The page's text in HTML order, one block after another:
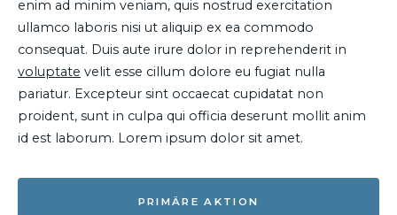
enim ad minim veniam, quis nostrud exercitation
ullamco laboris nisi ut aliquip ex ea commodo
consequat. Duis aute irure dolor in reprehenderit in
voluptate velit esse cillum dolore eu fugiat nulla
pariatur. Excepteur sint occaecat cupidatat non
proident, sunt in culpa qui officia deserunt mollit anim
id est laborum. Lorem ipsum dolor sit amet.
PRIMÄRE AKTION